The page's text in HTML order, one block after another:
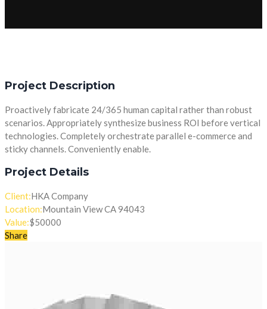
Project Description
Proactively fabricate 24/365 human capital rather than robust
scenarios. Appropriately synthesize business ROI before vertical
technologies. Completely orchestrate parallel e-commerce and
sticky channels. Conveniently enable.
Project Details
Client:HKA Company
Location:Mountain View CA 94043
Value:$50000
Share